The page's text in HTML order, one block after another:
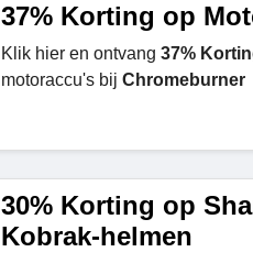
37% Korting op
Klik hier en ontvang 37%
motoraccu's bij Chromeburner
30% Korting op
Kobrak-helmen